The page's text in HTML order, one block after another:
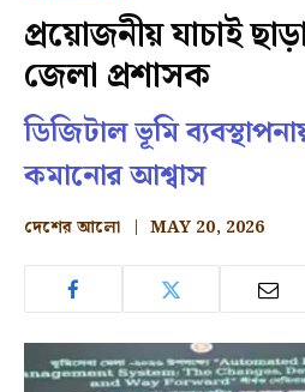
প্রয়োজনীয় যাচাই
জেলা প্রশাসক
ডিজিটাল ভূমি
কমানোর আশ্বাস
দেশের আলো MAY 20, 2026